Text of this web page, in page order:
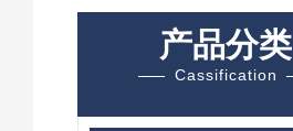
产品分类
Cassification